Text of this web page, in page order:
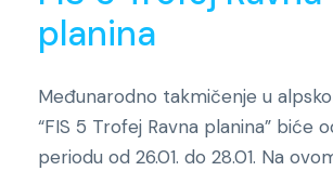
planina
Međunarodno takmičenje u
“FIS 5 Trofej Ravna planina” biće
periodu od 26.01. do 28.01. Na